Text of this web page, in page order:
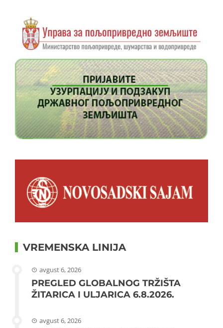
VREMENSKA LINIJA
avgust 6, 2026
PREGLED GLOBALNOG TRŽIŠTA
ŽITARICA I ULJARICA 6.8.2026.
avgust 6, 2026